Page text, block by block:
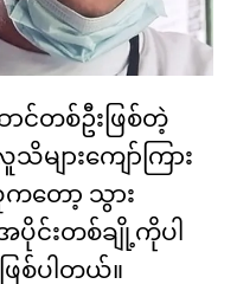
တစ်ဦးဖြစ်တဲ့
ားကျော်ကြား
တော့ သွား
င်းတစ်ချို့ကိုပါ
ြစ်ပါတယ်။